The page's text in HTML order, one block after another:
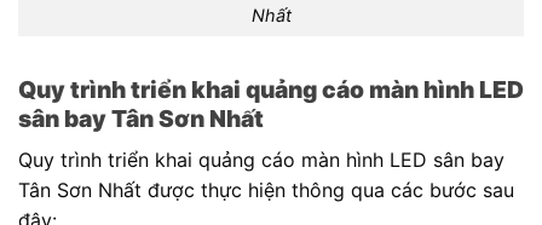
Nhất
Quy trình triển khai quảng cáo màn hình LED
sân bay Tân Sơn Nhất
Quy trình triển khai quảng cáo màn hình LED sân bay
Tân Sơn Nhất được thực hiện thông qua các bước sau
đây: